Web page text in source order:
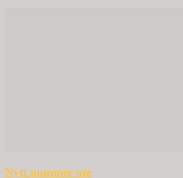
Nytt nummer ute